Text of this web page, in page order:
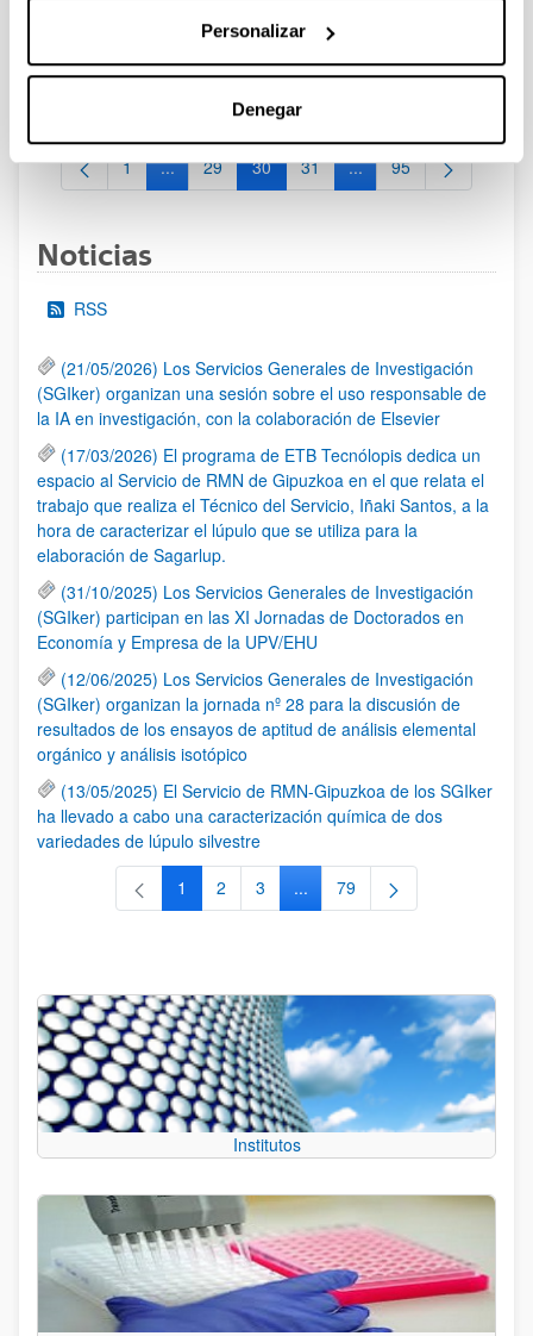
Personalizar
Denegar
29/02/2024 Propuesta de Adjudicación de la Beca. 14/02/2024
Se ha publicado la Relación de solicitudes presentadas que
pasan a fase de valoración.22/01/2024-Se ha publicado la
Página
1 ...Páginas intermedias Use TAB para desplazarse.
Página
29 Página
30 Página
31 ...Páginas intermedias
Página
95
Noticias
RSS
(21/05/2026) Los Servicios Generales de Investigación
(SGIker) organizan una sesión sobre el uso responsable de
la IA en investigación, con la colaboración de Elsevier
(17/03/2026) El programa de ETB Tecnólopis dedica un
espacio al Servicio de RMN de Gipuzkoa en el que relata el
trabajo que realiza el Técnico del Servicio, Iñaki Santos, a la
hora de caracterizar el lúpulo que se utiliza para la
elaboración de Sagarlup.
(31/10/2025) Los Servicios Generales de Investigación
(SGIker) participan en las XI Jornadas de Doctorados en
Economía y Empresa de la UPV/EHU
(12/06/2025) Los Servicios Generales de Investigación
(SGIker) organizan la jornada nº 28 para la discusión de
resultados de los ensayos de aptitud de análisis elemental
orgánico y análisis isotópico
(13/05/2025) El Servicio de RMN-Gipuzkoa de los SGIker
ha llevado a cabo una caracterización química de dos
variedades de lúpulo silvestre
Página
1 Página
2 Página
3 ...Páginas intermedias Use TAB
Página
79
Institutos